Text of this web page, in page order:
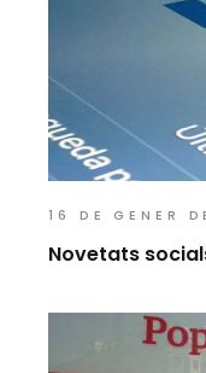
16 DE GENER
Novetats